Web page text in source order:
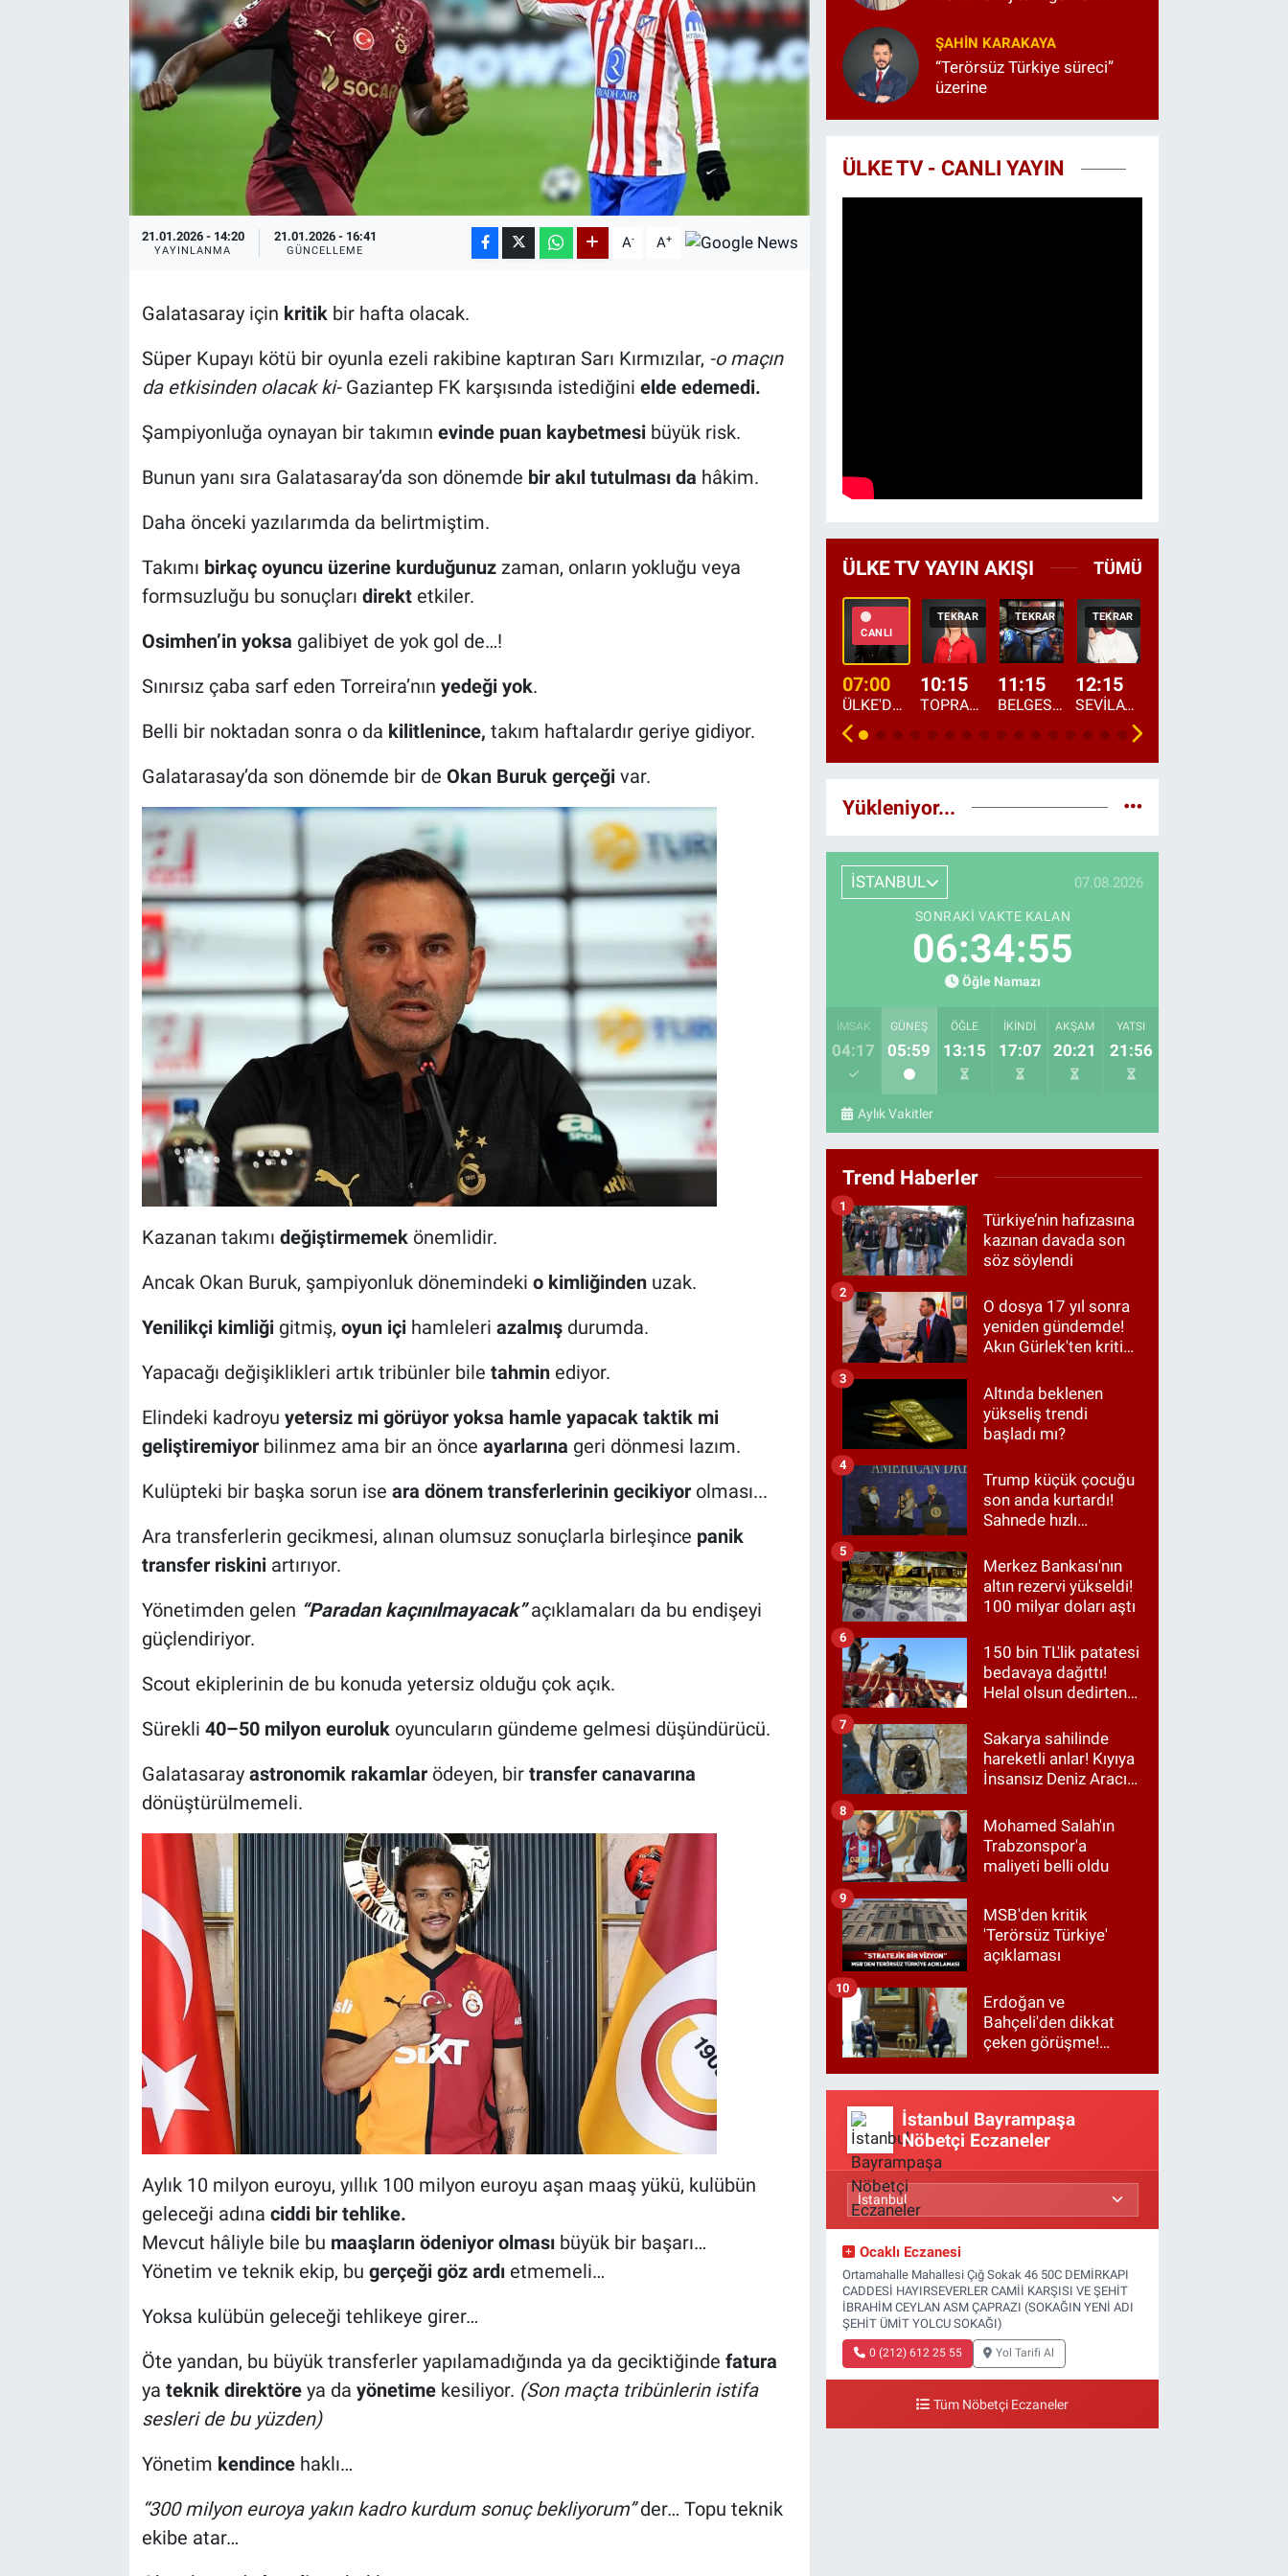
21.01.2026 - 14:20
YAYINLANMA
21.01.2026 - 16:41
GÜNCELLEME A- A+
Galatasaray için kritik bir hafta olacak.
Süper Kupayı kötü bir oyunla ezeli rakibine kaptıran Sarı Kırmızılar, -o maçın
da etkisinden olacak ki-Gaziantep FK karşısında istediğini elde edemedi.
Şampiyonluğa oynayan bir takımın evinde puan kaybetmesibüyük risk.
Bunun yanı sıra Galatasaray’da son dönemde bir akıl tutulması da hâkim.
Daha önceki yazılarımda da belirtmiştim.
Takımı birkaç oyuncu üzerine kurduğunuzzaman, onların yokluğu veya
formsuzluğu bu sonuçları direkt etkiler.
Osimhen’in yoksa galibiyet de yok gol de…!
Sınırsız çaba sarf eden Torreira’nın yedeği yok.
Belli bir noktadan sonra o da kilitlenince, takım haftalardır geriye gidiyor.
Galatarasay’da son dönemde bir de Okan Buruk gerçeğivar.
Kazanan takımı değiştirmemekönemlidir.
Ancak Okan Buruk, şampiyonluk dönemindeki o kimliğindenuzak.
Yenilikçi kimliğigitmiş, oyun içihamleleri azalmışdurumda.
Yapacağı değişiklikleri artık tribünler bile tahmin ediyor.
Elindeki kadroyu yetersiz mi görüyor yoksa hamle yapacak taktik mi
geliştiremiyor bilinmez ama bir an önce ayarlarına geri dönmesi lazım.
Kulüpteki bir başka sorun ise ara dönem transferlerinin gecikiyorolması...
Ara transferlerin gecikmesi, alınan olumsuz sonuçlarla birleşince panik
transfer riskiniartırıyor.
Yönetimden gelen “Paradan kaçınılmayacak”açıklamaları da bu endişeyi
güçlendiriyor.
Scout ekiplerinin de bu konuda yetersiz olduğu çok açık.
Sürekli 40–50 milyon eurolukoyuncuların gündeme gelmesi düşündürücü.
Galatasaray astronomik rakamlarödeyen, bir transfer canavarına
dönüştürülmemeli.
Aylık 10 milyon euroyu, yıllık 100 milyon euroyu aşan maaş yükü, kulübün
geleceği adına ciddi bir tehlike.
Mevcut hâliyle bile bu maaşların ödeniyor olmasıbüyük bir başarı…
Yönetim ve teknik ekip, bu gerçeği göz ardı etmemeli…
Yoksa kulübün geleceği tehlikeye girer…
Öte yandan, bu büyük transferler yapılamadığında ya da geciktiğinde fatura
ya teknik direktöre ya da yönetimekesiliyor. (Son maçta tribünlerin istifa
sesleri de bu yüzden)
Yönetim kendincehaklı…
“300 milyon euroya yakın kadro kurdum sonuç bekliyorum”der… Topu teknik
ekibe atar…
ŞAHIN KARAKAYA
“Terörsüz Türkiye süreci”
üzerine
ÜLKE TV - CANLI YAYIN
ÜLKE TV YAYIN AKIŞI TÜMÜ
CANLI
07:00
ÜLKE'DE BU SABAH
TEKRAR
10:15
TOPRAKTAN SOFRAYA
TEKRAR
11:15
BELGESEL: "ÜLKE'NİN ALIN TERİ"
TEKRAR
12:15
SEVİLAY SUNGUR İLE ELİMİN BEREKETİ
Yükleniyor...
İSTANBUL 07.08.2026
SONRAKI VAKTE KALAN
06:34:53
Öğle Namazı
İMSAK
04:17
GÜNEŞ
05:59
ÖĞLE
13:15
İKINDI
17:07
AKŞAM
20:21
YATSI
21:56
Aylık Vakitler
Trend Haberler
Türkiye’nin hafızasına
kazınan davada son
söz söylendi
1
O dosya 17 yıl sonra
yeniden gündemde!
Akın Gürlek'ten kritik
2
Altında beklenen
yükseliş trendi
başladı mı?
3
Trump küçük çocuğu
son anda kurtardı!
Sahnede hızlı
4
Merkez Bankası'nın
altın rezervi yükseldi!
100 milyar doları aştı
5
150 bin TL'lik patatesi
bedavaya dağıttı!
Helal olsun dedirten
6
Sakarya sahilinde
hareketli anlar! Kıyıya
İnsansız Deniz Aracı
7
Mohamed Salah'ın
Trabzonspor'a
maliyeti belli oldu
8
MSB'den kritik
'Terörsüz Türkiye'
açıklaması
9
Erdoğan ve
Bahçeli'den dikkat
çeken görüşme!
10
İstanbul Bayrampaşa
Nöbetçi Eczaneler
Ocaklı Eczanesi
Ortamahalle Mahallesi Çığ Sokak 46 50C DEMİRKAPI
CADDESİ HAYIRSEVERLER CAMİİ KARŞISI VE ŞEHİT
İBRAHİM CEYLAN ASM ÇAPRAZI (SOKAĞIN YENİ ADI
ŞEHİT ÜMİT YOLCU SOKAĞI)
0 (212) 612 25 55 Yol Tarifi Al
Tüm Nöbetçi Eczaneler